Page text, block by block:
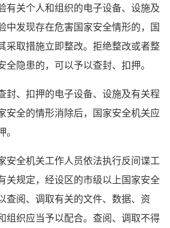
有关个人和组织的电子设备、设施及
中发现存在危害国家安全情形的，国
采取措施立即整改。拒绝整改或者整
全隐患的，可以予以查封、扣押。
封、扣押的电子设备、设施及有关程
安全的情形消除后，国家安全机关应
全机关工作人员依法执行反间谍工
关规定，经设区的市级以上国家安全
查阅、调取有关的文件、数据、资
组织应当予以配合。查阅、调取不得